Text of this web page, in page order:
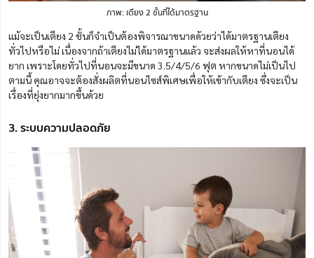
ภาพ: เตียง 2 ชั้นที่ได้มาตรฐาน
แม้จะเป็นเตียง 2 ชั้นก็จำเป็นต้องพิจารณาขนาดด้วยว่าได้มาตรฐานเตียง
ทั่วไปหรือไม่ เนื่องจากถ้าเตียงไม่ได้มาตรฐานแล้ว จะส่งผลให้หาที่นอนได้
ยาก เพราะโดยทั่วไปที่นอนจะมีขนาด 3.5/4/5/6 ฟุต หากขนาดไม่เป็นไป
ตามนี้ คุณอาจจะต้องสั่งผลิตที่นอนไซส์พิเศษเพื่อให้เข้ากับเตียง ซึ่งจะเป็น
เรื่องที่ยุ่งยากมากขึ้นด้วย
3. ระบบความปลอดภัย